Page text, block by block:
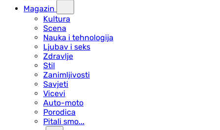
Magazin
Kultura
Scena
Nauka i tehnologija
Ljubav i seks
Zdravlje
Stil
Zanimljivosti
Savjeti
Vicevi
Auto-moto
Porodica
Pitali smo...